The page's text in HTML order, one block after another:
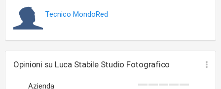
Tecnico MondoRed
Opinioni su Luca Stabile Studio Fotografico
Azienda